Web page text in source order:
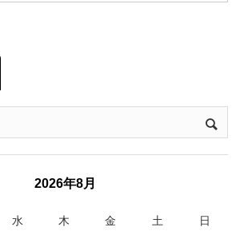
2026年8月
水 木 金 土 日